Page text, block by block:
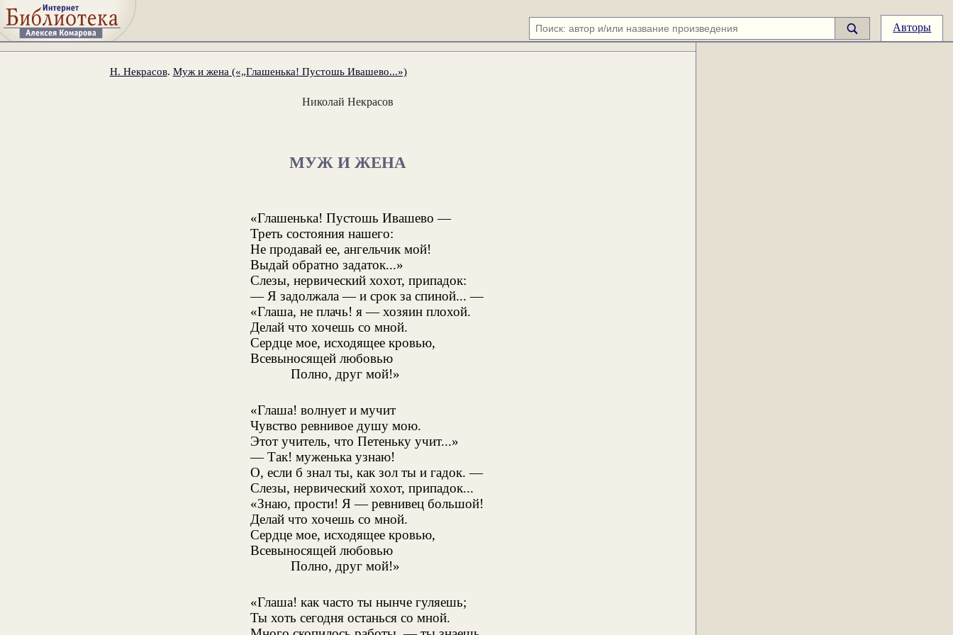
Авторы
Н. Некрасов. Муж и жена («„Глашенька! Пустошь Ивашево...»)
Николай Некрасов
МУЖ И ЖЕНА
«Глашенька! Пустошь Ивашево —
Треть состояния нашего:
Не продавай ее, ангельчик мой!
Выдай обратно задаток...»
Слезы, нервический хохот, припадок:
— Я задолжала — и срок за спиной... —
«Глаша, не плачь! я — хозяин плохой.
Делай что хочешь со мной.
Сердце мое, исходящее кровью,
Всевыносящей любовью
Полно, друг мой!»
«Глаша! волнует и мучит
Чувство ревнивое душу мою.
Этот учитель, что Петеньку учит...»
— Так! муженька узнаю!
О, если б знал ты, как зол ты и гадок. —
Слезы, нервический хохот, припадок...
«Знаю, прости! Я — ревнивец большой!
Делай что хочешь со мной.
Сердце мое, исходящее кровью,
Всевыносящей любовью
Полно, друг мой!»
«Глаша! как часто ты нынче гуляешь;
Ты хоть сегодня останься со мной.